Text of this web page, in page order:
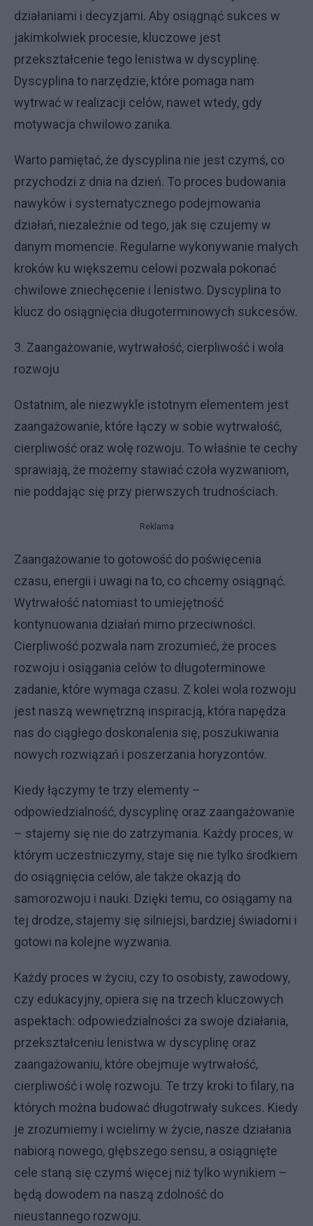
działaniami i decyzjami. Aby osiągnąć sukces w
jakimkolwiek procesie, kluczowe jest
przekształcenie tego lenistwa w dyscyplinę.
Dyscyplina to narzędzie, które pomaga nam
wytrwać w realizacji celów, nawet wtedy, gdy
motywacja chwilowo zanika.
Warto pamiętać, że dyscyplina nie jest czymś, co
przychodzi z dnia na dzień. To proces budowania
nawyków i systematycznego podejmowania
działań, niezależnie od tego, jak się czujemy w
danym momencie. Regularne wykonywanie małych
kroków ku większemu celowi pozwala pokonać
chwilowe zniechęcenie i lenistwo. Dyscyplina to
klucz do osiągnięcia długoterminowych sukcesów.
3. Zaangażowanie, wytrwałość, cierpliwość i wola
rozwoju
Ostatnim, ale niezwykle istotnym elementem jest
zaangażowanie, które łączy w sobie wytrwałość,
cierpliwość oraz wolę rozwoju. To właśnie te cechy
sprawiają, że możemy stawiać czoła wyzwaniom,
nie poddając się przy pierwszych trudnościach.
Reklama
Zaangażowanie to gotowość do poświęcenia
czasu, energii i uwagi na to, co chcemy osiągnąć.
Wytrwałość natomiast to umiejętność
kontynuowania działań mimo przeciwności.
Cierpliwość pozwala nam zrozumieć, że proces
rozwoju i osiągania celów to długoterminowe
zadanie, które wymaga czasu. Z kolei wola rozwoju
jest naszą wewnętrzną inspiracją, która napędza
nas do ciągłego doskonalenia się, poszukiwania
nowych rozwiązań i poszerzania horyzontów.
Kiedy łączymy te trzy elementy –
odpowiedzialność, dyscyplinę oraz zaangażowanie
– stajemy się nie do zatrzymania. Każdy proces, w
którym uczestniczymy, staje się nie tylko środkiem
do osiągnięcia celów, ale także okazją do
samorozwoju i nauki. Dzięki temu, co osiągamy na
tej drodze, stajemy się silniejsi, bardziej świadomi i
gotowi na kolejne wyzwania.
Każdy proces w życiu, czy to osobisty, zawodowy,
czy edukacyjny, opiera się na trzech kluczowych
aspektach: odpowiedzialności za swoje działania,
przekształceniu lenistwa w dyscyplinę oraz
zaangażowaniu, które obejmuje wytrwałość,
cierpliwość i wolę rozwoju. Te trzy kroki to filary, na
których można budować długotrwały sukces. Kiedy
je zrozumiemy i wcielimy w życie, nasze działania
nabiorą nowego, głębszego sensu, a osiągnięte
cele staną się czymś więcej niż tylko wynikiem –
będą dowodem na naszą zdolność do
nieustannego rozwoju.